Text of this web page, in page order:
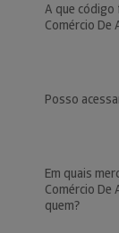
A que
Comércio De
Posso
Em quais
Comércio De
quem?